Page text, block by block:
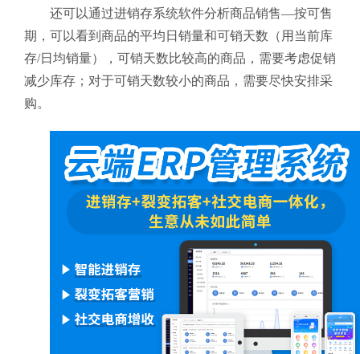
还可以通过进销存系统软件分析商品销售—按可售
期，可以看到商品的平均日销量和可销天数（用当前库
存/日均销量），可销天数比较高的商品，需要考虑促销
减少库存；对于可销天数较小的商品，需要尽快安排采
购。